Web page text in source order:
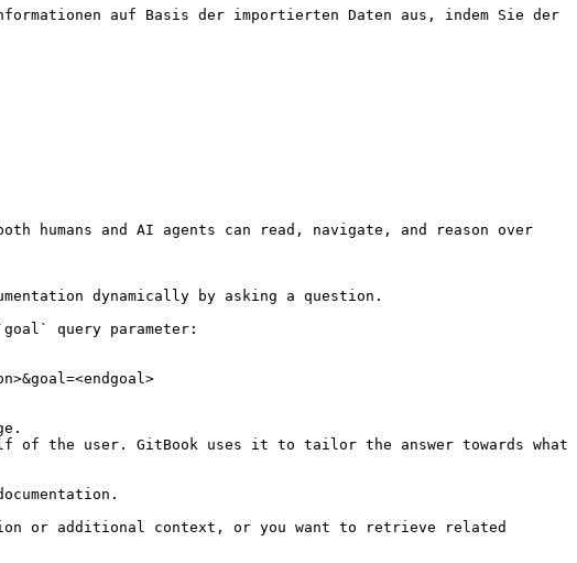
auf Basis der importierten Daten aus, indem Sie der
humans and AI agents can read, navigate, and reason over
dynamically by asking a question.
query parameter:
of the user. GitBook uses it to tailor the answer towards what
or additional context, or you want to retrieve related